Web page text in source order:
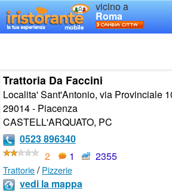
vicino a
Roma
Trattoria Da Faccini
Localita' Sant'Antonio, via Provinciale
29014 - Piacenza
CASTELL'ARQUATO, PC
0523 896340
2
1 2355
Trattorie/Pizzerie
vedi la mappa